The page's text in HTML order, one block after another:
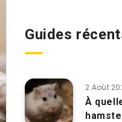
Guides
2 Août
À